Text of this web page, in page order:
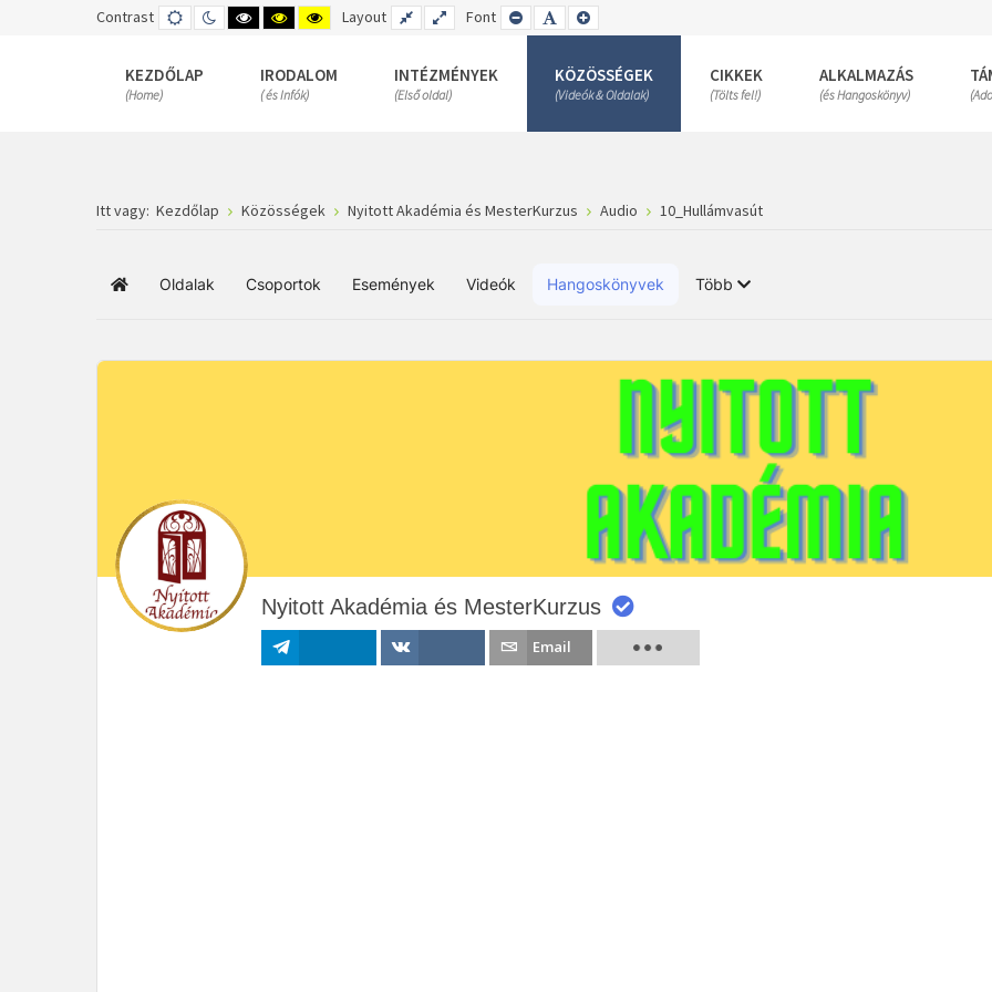
Contrast DEFAULT
MODE
NIGHT
MODE
HIGH
CONTRAST
MODE
HIGH
CONTRAST
MODE
HIGH
CONTRAST
MODE
Layout FIXED
LAYOUT
WIDE
LAYOUT
Font SET
SMALLER
SET
DEFAULT
SET
LARGER
KEZDŐLAP
(Home)
IRODALOM
( és Infók)
INTÉZMÉNYEK
(Első oldal)
KÖZÖSSÉGEK
(Videók & Oldalak)
CIKKEK
(Tölts fel!)
ALKALMAZÁS
(és Hangoskönyv)
Itt vagy: Kezdőlap Közösségek Nyitott Akadémia és MesterKurzus Audio 10_Hullámvasút
FőoldalOldalak Csoportok Események Videók Hangoskönyvek Több
Nyitott Akadémia és MesterKurzus
Email